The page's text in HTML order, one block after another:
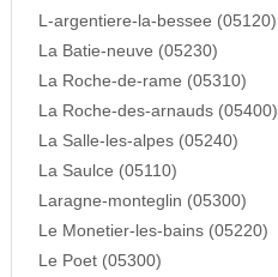
L-argentiere-la-bessee (05120)
La Batie-neuve (05230)
La Roche-de-rame (05310)
La Roche-des-arnauds (05400)
La Salle-les-alpes (05240)
La Saulce (05110)
Laragne-monteglin (05300)
Le Monetier-les-bains (05220)
Le Poet (05300)